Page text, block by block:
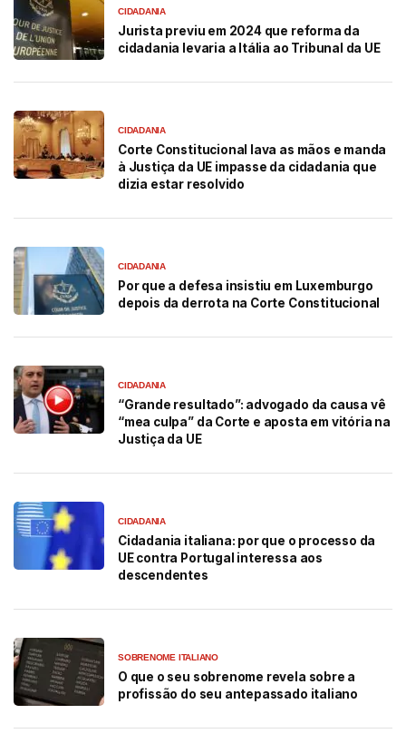
CIDADANIA
Jurista previu em 2024 que reforma da
cidadania levaria a Itália ao Tribunal da UE
CIDADANIA
Corte Constitucional lava as mãos e manda
à Justiça da UE impasse da cidadania que
dizia estar resolvido
CIDADANIA
Por que a defesa insistiu em Luxemburgo
depois da derrota na Corte Constitucional
CIDADANIA
“Grande resultado”: advogado da causa vê
“mea culpa” da Corte e aposta em vitória na
Justiça da UE
CIDADANIA
Cidadania italiana: por que o processo da
UE contra Portugal interessa aos
descendentes
SOBRENOME ITALIANO
O que o seu sobrenome revela sobre a
profissão do seu antepassado italiano